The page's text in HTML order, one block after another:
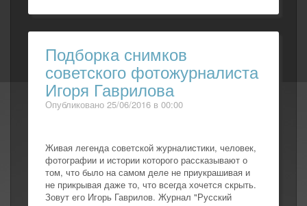
Подборка снимков
советского фотожурналиста
Игоря Гаврилова
Опубликовано 25/06/2016 в 00:00
Живая легенда советской журналистики, человек,
фотографии и истории которого рассказывают о
том, что было на самом деле не приукрашивая и
не прикрывая даже то, что всегда хочется скрыть.
Зовут его Игорь Гаврилов. Журнал "Русский